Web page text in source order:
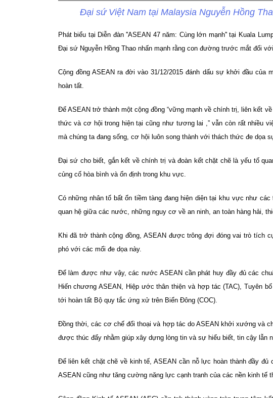
Đại sứ Việt Nam tại Malaysia Nguyễn Hồng
Phát biểu tại Diễn đàn ''ASEAN 47 năm: Cùng lớn mạnh'' tại Kuala
Đại sứ Nguyễn Hồng Thao nhấn mạnh rằng con đường trước mắt đối
Cộng đồng ASEAN ra đời vào 31/12/2015 đánh dấu sự khởi đầu
hoàn tất.
Để ASEAN trở thành một cộng đồng “vững mạnh về chính trị, liên kết
thức và cơ hội trong hiện tại cũng như tương lai ,” vẫn còn rất nhiều
mà chúng ta đang sống, cơ hội luôn song thành với thách thức đe dọa
Đại sứ cho biết, gắn kết về chính trị và đoàn kết chặt chẽ là yếu tố
củng cố hòa bình và ổn định trong khu vực.
Có những nhân tố bất ổn tiềm tàng đang hiện diện tại khu vực như
quan hệ giữa các nước, những nguy cơ về an ninh, an toàn hàng hải,
Khi đã trở thành cộng đồng, ASEAN được trông đợi đóng vai trò tích
phó với các mối đe dọa này.
Để làm được như vậy, các nước ASEAN cần phát huy đầy đủ các
Hiến chương ASEAN, Hiệp ước thân thiện và hợp tác (TAC), Tuyên
tới hoàn tất Bộ quy tắc ứng xử trên Biển Đông (COC).
Đồng thời, các cơ chế đối thoại và hợp tác do ASEAN khởi xướng và
được thúc đẩy nhằm giúp xây dựng lòng tin và sự hiểu biết, tin cậy lẫn
Để liên kết chặt chẽ về kinh tế, ASEAN cần nỗ lực hoàn thành đầy
ASEAN cũng như tăng cường năng lực cạnh tranh của các nền kinh tế